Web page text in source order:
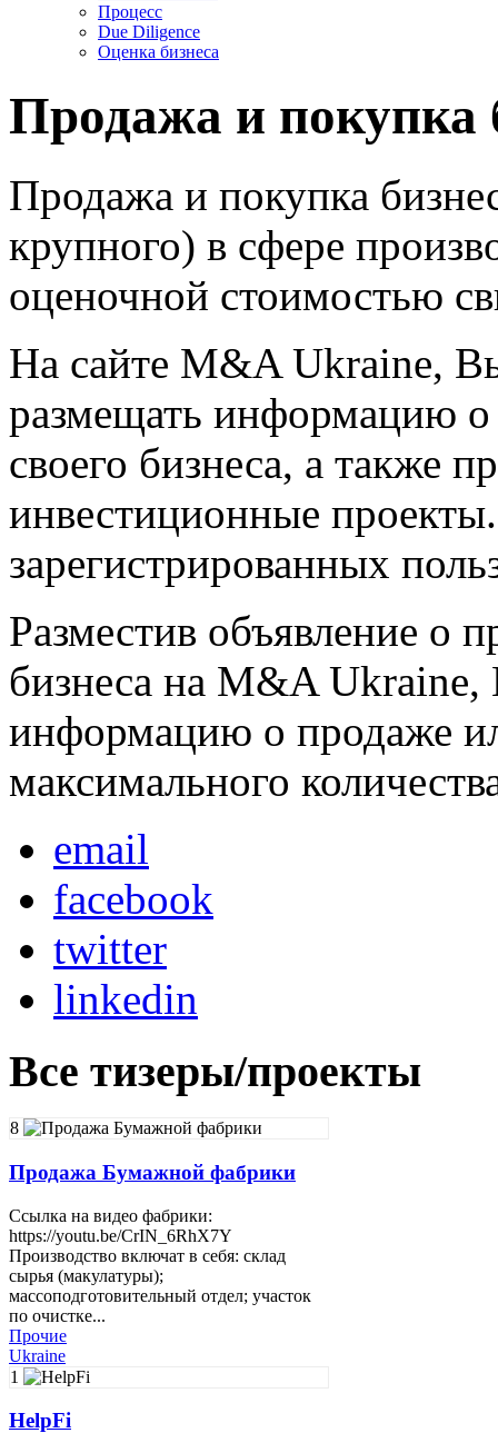
Процесс
Due Diligence
Оценка бизнеса
Продажа и покупка
Продажа и покупка
крупного) в сфере
оценочной стоимостью
На сайте M&A Ukraine,
размещать информацию
своего бизнеса, а также
инвестиционные
зарегистрированных
Разместив объявление о
бизнеса на M&A Ukraine,
информацию о продаже
максимального
email
facebook
twitter
linkedin
Все тизеры/проекты
8
Продажа Бумажной фабрики
Ссылка на видео фабрики:
https://youtu.be/CrIN_6RhX7Y
Производство включат в себя: склад
сырья (макулатуры);
массоподготовительный отдел; участок
по очистке...
Прочие
Ukraine
1
HelpFi